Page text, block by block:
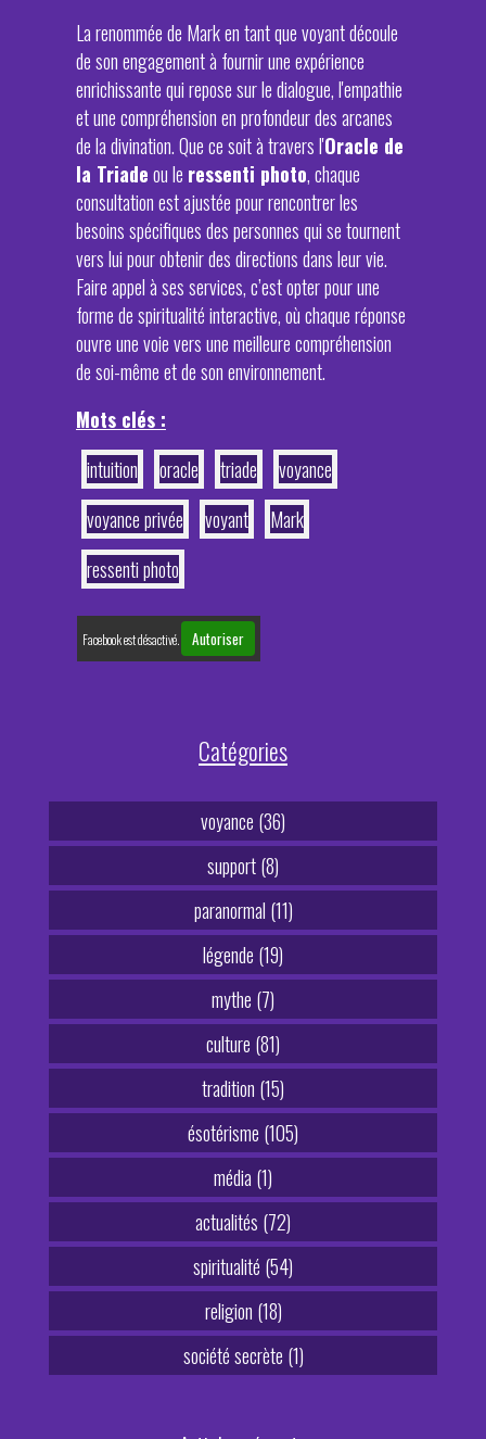
La renommée de Mark en tant que voyant découle
de son engagement à fournir une expérience
enrichissante qui repose sur le dialogue, l'empathie
et une compréhension en profondeur des arcanes
de la divination. Que ce soit à travers l'Oracle de
la Triadeou le ressenti photo, chaque
consultation est ajustée pour rencontrer les
besoins spécifiques des personnes qui se tournent
vers lui pour obtenir des directions dans leur vie.
Faire appel à ses services, c’est opter pour une
forme de spiritualité interactive, où chaque réponse
ouvre une voie vers une meilleure compréhension
de soi-même et de son environnement.
Mots clés :
intuition
oracle triade
voyance
voyance privée
voyant
Mark
ressenti photo
Facebook est désactivé. Autoriser
Catégories
voyance (36)
support (8)
paranormal (11)
légende (19)
mythe (7)
culture (81)
tradition (15)
ésotérisme (105)
média (1)
actualités (72)
spiritualité (54)
religion (18)
société secrète (1)